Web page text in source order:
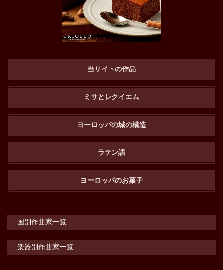
当サイトの作品
ミサとレクイエム
ヨーロッパの城の構造
ラテン語
ヨーロッパのお菓子
国別作曲家一覧
楽器別作曲家一覧